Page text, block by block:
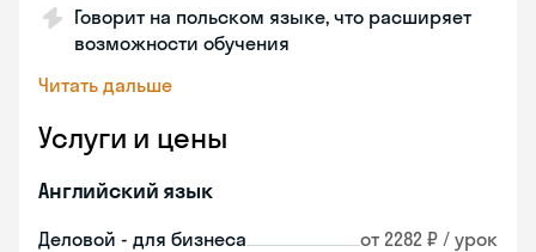
Говорит на польском языке, что расширяет
возможности обучения
Читать дальше
Услуги и цены
Английский язык
Деловой - для бизнеса от 2282 ₽ / урок